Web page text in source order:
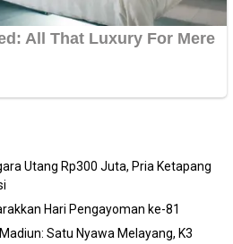
Utang Rp300 Juta, Pria Ketapang
Hari Pengayoman ke-81
Satu Nyawa Melayang, K3